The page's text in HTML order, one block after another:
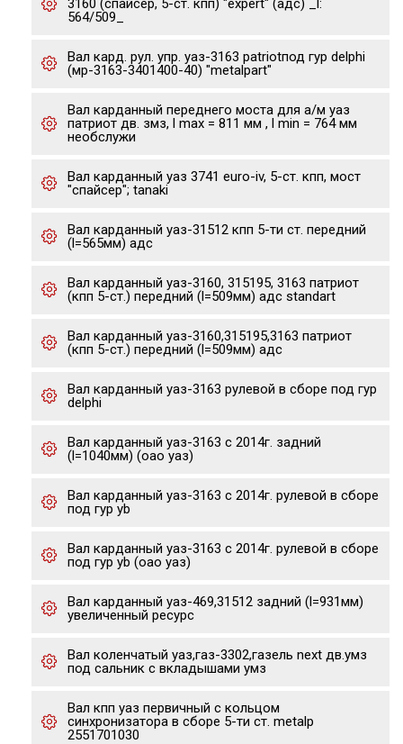
3160 (спайсер, 5-ст. кпп) "expert" (адс) _l:
564/509_
Вал кард. рул. упр. уаз-3163 patriotпод гур delphi
(мр-3163-3401400-40) "metalpart"
Вал карданный переднего моста для а/м уаз
патриот дв. змз, l max = 811 мм , l min = 764 мм
необслужи
Вал карданный уаз 3741 euro-iv, 5-ст. кпп, мост
"спайсер"; tanaki
Вал карданный уаз-31512 кпп 5-ти ст. передний
(l=565мм) адс
Вал карданный уаз-3160, 315195, 3163 патриот
(кпп 5-ст.) передний (l=509мм) адс standart
Вал карданный уаз-3160,315195,3163 патриот
(кпп 5-ст.) передний (l=509мм) адс
Вал карданный уаз-3163 рулевой в сборе под гур
delphi
Вал карданный уаз-3163 с 2014г. задний
(l=1040мм) (оао уаз)
Вал карданный уаз-3163 с 2014г. рулевой в сборе
под гур yb
Вал карданный уаз-3163 с 2014г. рулевой в сборе
под гур yb (оао уаз)
Вал карданный уаз-469,31512 задний (l=931мм)
увеличенный ресурс
Вал коленчатый уаз,газ-3302,газель next дв.умз
под сальник с вкладышами умз
Вал кпп уаз первичный с кольцом
синхронизатора в сборе 5-ти ст. metalp
2551701030